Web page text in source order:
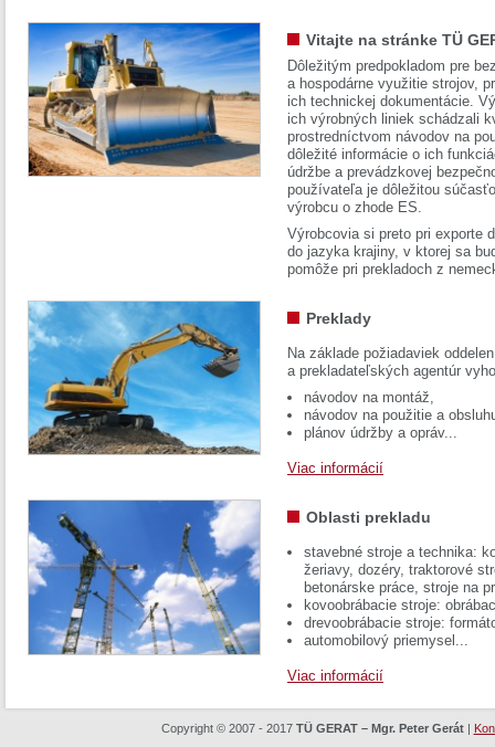
Vitajte na stránke TÜ
Dôležitým predpokladom pre
a hospodárne využitie strojov,
ich technickej dokumentácie.
ich výrobných liniek schádzali
prostredníctvom návodov na
dôležité informácie o ich
údržbe a prevádzkovej
používateľa je dôležitou
výrobcu o zhode ES.
Výrobcovia si preto pri exporte
do jazyka krajiny, v ktorej sa
pomôže pri prekladoch z
Preklady
Na základe požiadaviek
a prekladateľských agentúr
návodov na montáž,
návodov na použitie a
plánov údržby a opráv...
Viac informácií
Oblasti prekladu
stavebné stroje a technika:
žeriavy, dozéry, traktorové
betonárske práce, stroje na
kovoobrábacie stroje:
drevoobrábacie stroje:
automobilový priemysel...
Viac informácií
Copyright © 2007 - 2017 TÜ GERAT – Mgr. Peter Gerát|